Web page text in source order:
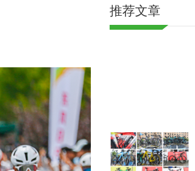
推荐文章